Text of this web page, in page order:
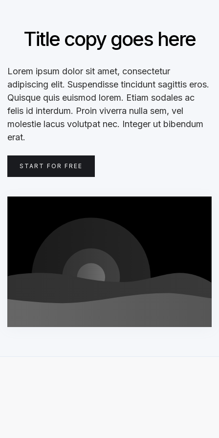
Title copy goes here
Lorem ipsum dolor sit amet, consectetur
adipiscing elit. Suspendisse tincidunt sagittis eros.
Quisque quis euismod lorem. Etiam sodales ac
felis id interdum. Proin viverra nulla sem, vel
molestie lacus volutpat nec. Integer ut bibendum
erat.
START FOR FREE